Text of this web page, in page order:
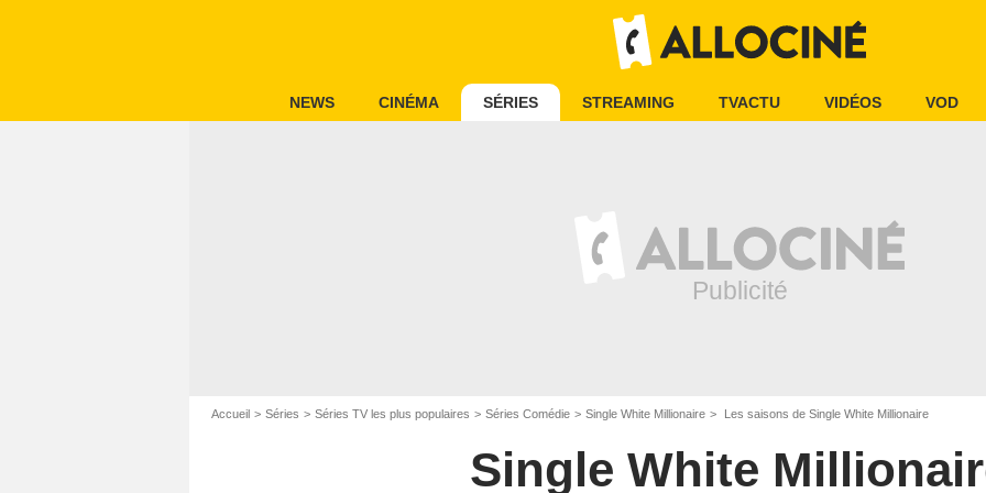
NEWS CINÉMA SÉRIES STREAMING TVACTU VIDÉOS VOD
Accueil Séries Séries TV les plus populaires Séries Comédie Single White Millionaire Les saisons de Single White Millionaire
Single White